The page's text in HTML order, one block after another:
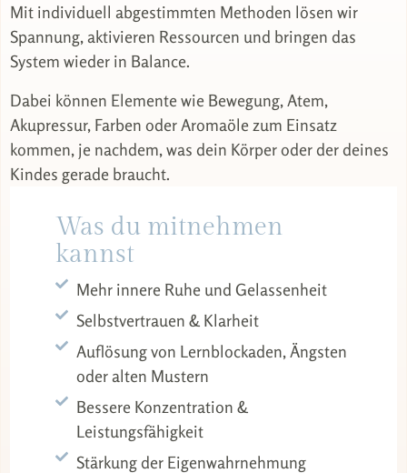
Mit individuell abgestimmten Methoden lösen wir
Spannung, aktivieren Ressourcen und bringen das
System wieder in Balance.
Dabei können Elemente wie Bewegung, Atem,
Akupressur, Farben oder Aromaöle zum Einsatz
kommen, je nachdem, was dein Körper oder der deines
Kindes gerade braucht.
Was du mitnehmen
kannst
Mehr innere Ruhe und Gelassenheit
Selbstvertrauen & Klarheit
Auflösung von Lernblockaden, Ängsten
oder alten Mustern
Bessere Konzentration &
Leistungsfähigkeit
Stärkung der Eigenwahrnehmung